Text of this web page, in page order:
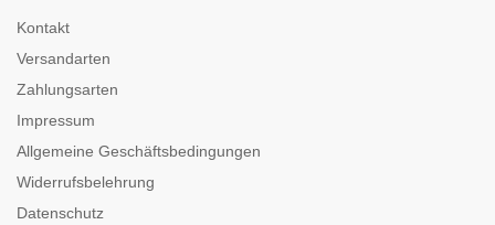
Kontakt
Versandarten
Zahlungsarten
Impressum
Allgemeine Geschäftsbedingungen
Widerrufsbelehrung
Datenschutz